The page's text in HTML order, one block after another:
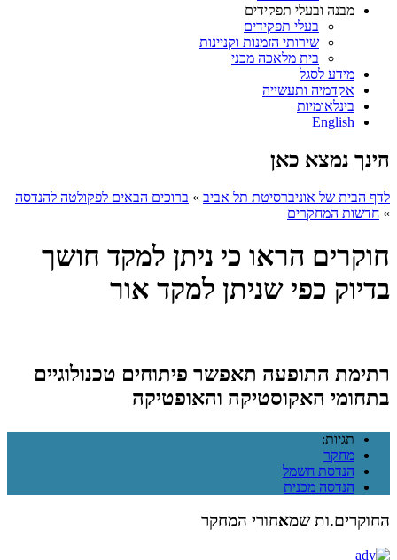
מבנה ובעלי תפקידים
בעלי תפקידים
שירותי הזמנות וקניינות
בית מלאכה מכני
מידע לסגל
אקדמיה ותעשייה
בינלאומיות
English
הינך נמצא כאן
לדף הבית של אוניברסיטת תל אביב » ברוכים הבאים לפקולטה להנדסה
» חדשות המחקרים
חוקרים הראו כי ניתן למקד חושך
בדיוק כפי שניתן למקד אור
רתימת התופעה תאפשר פיתוחים טכנולוגיים
בתחומי האקוסטיקה והאופטיקה
תגיות:
מחקר
הנדסת חשמל
הנדסה מכנית
החוקרים.ות שמאחורי המחקר